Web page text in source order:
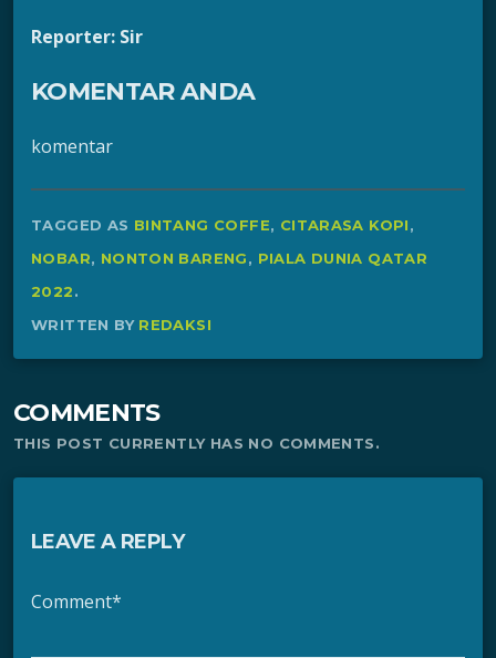
Reporter: Sir
KOMENTAR ANDA
komentar
TAGGED AS BINTANG COFFE, CITARASA KOPI,
NOBAR, NONTON BARENG, PIALA DUNIA QATAR
2022.
WRITTEN BY REDAKSI
COMMENTS
THIS POST CURRENTLY HAS NO COMMENTS.
LEAVE A REPLY
Comment*